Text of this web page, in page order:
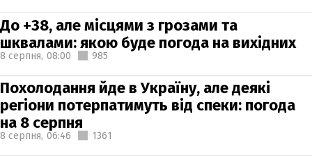
До +38, але місцями з грозами та
шквалами: якою буде погода на вихідних
8 серпня, 08:00 985
Похолодання йде в Україну, але деякі
регіони потерпатимуть від спеки: погода
на 8 серпня
8 серпня, 06:46 1361